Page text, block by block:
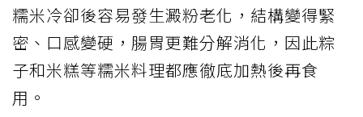
糯米冷卻後容易發生澱粉老化，結構變得緊
密、口感變硬，腸胃更難分解消化，因此粽
子和米糕等糯米料理都應徹底加熱後再食
用。